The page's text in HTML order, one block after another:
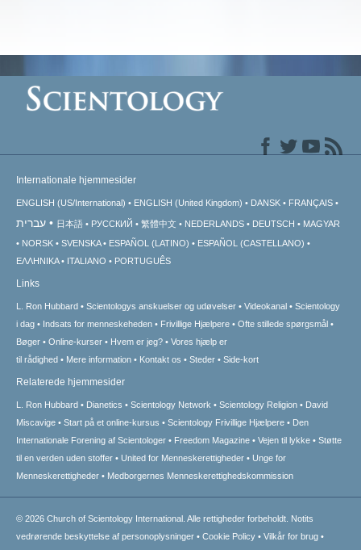
Internationale hjemmesider
ENGLISH (US/International) ENGLISH (United Kingdom) DANSK FRANÇAIS
עברית 日本語 РУССКИЙ 繁體中文 NEDERLANDS DEUTSCH
MAGYAR
NORSK
SVENSKA ESPAÑOL (LATINO)
ESPAÑOL (CASTELLANO)
ΕΛΛΗΝΙΚA
ITALIANO PORTUGUÊS
Links
L. Ron Hubbard Scientologys anskuelser og udøvelser Videokanal
Scientology
i dag
Indsats for menneskeheden Frivillige Hjælpere
Ofte stillede spørgsmål
Bøger
Online-kurser Hvem er jeg?
Vores hjælp er
til rådighed
Mere information Kontakt os Steder Side-kort
Relaterede hjemmesider
L. Ron Hubbard Dianetics Scientology Network Scientology Religion
David
Miscavige
Start på et online-kursus Scientology Frivillige Hjælpere
Den
Internationale Forening af Scientologer
Freedom Magazine Vejen til lykke
Støtte
til en verden uden stoffer
United for Menneskerettigheder
Unge for
Menneskerettigheder
Medborgernes Menneskerettigheds­kommission
© 2026 Church of Scientology International. Alle rettigheder forbeholdt. Notits
vedrørende beskyttelse af personoplysninger • Cookie Policy • Vilkår for brug •